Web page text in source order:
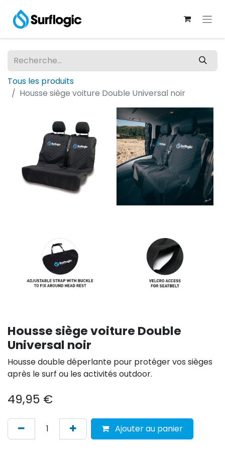
Tous les produits
Housse siège voiture Double Universal noir
Housse siège voiture Double
Universal noir
Housse double déperlante pour protéger vos sièges
après le surf ou les activités outdoor.
49,95 €
Ajouter au panier